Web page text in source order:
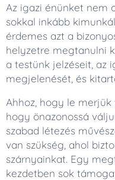
Az igazi énünket nem
sokkal inkább
érdemes azt a
helyzetre megtanulni
a testünk jelzéseit, az
megjelenését, és
Ahhoz, hogy le
hogy önazonossá
szabad létezés
van szükség, ahol
szárnyainkat. Egy
kezdetben sok